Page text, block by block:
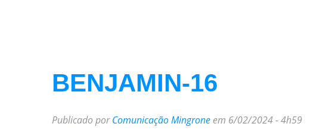
BENJAMIN-16
Publicado porComunicação Mingrone em 6/02/2024 - 4h59